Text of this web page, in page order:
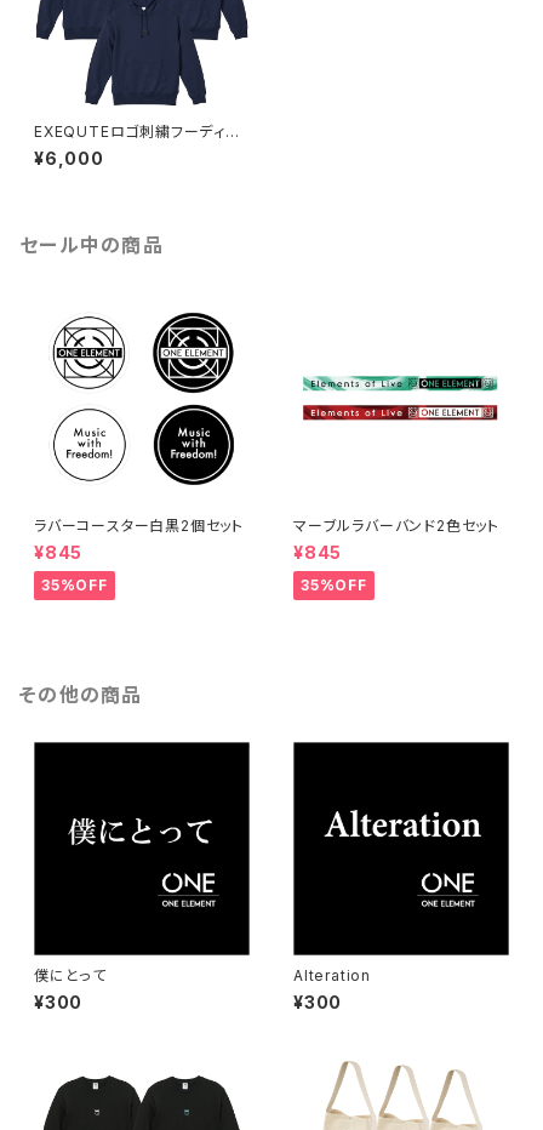
EXEQUTEロゴ刺繍フーディイ
ンディゴ
¥6,000
セール中の商品
ラバーコースター白黒2個セット
¥845
35%OFF
マーブルラバーバンド2色セット
¥845
35%OFF
その他の商品
僕にとって
¥300
Alteration
¥300